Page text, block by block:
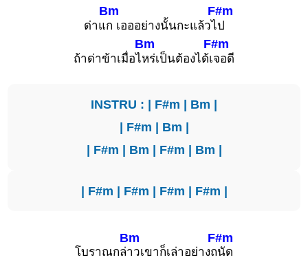
ด่าแ
Bm
ก เอออย่างนั้นกะแล้วไ
F#m
ป
ถ้าด่าข้าเมื่อไ
Bm
หร่เป็นต้องได้เ
F#m
จอดี
INSTRU : | F#m | Bm |
| F#m | Bm |
| F#m | Bm | F#m | Bm |
| F#m | F#m | F#m | F#m |
โบราณกล่
Bm
าวเขาก็เล่าอย่างถ
F#m
นัด